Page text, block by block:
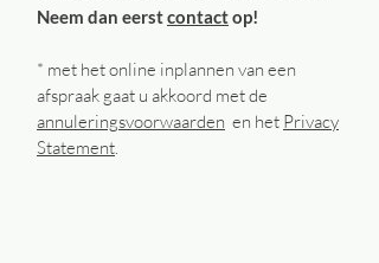
Neem dan eerstcontactop!
* met het online inplannen van een
afspraak gaat u akkoord met de
annuleringsvoorwaarden en het Privacy
Statement.